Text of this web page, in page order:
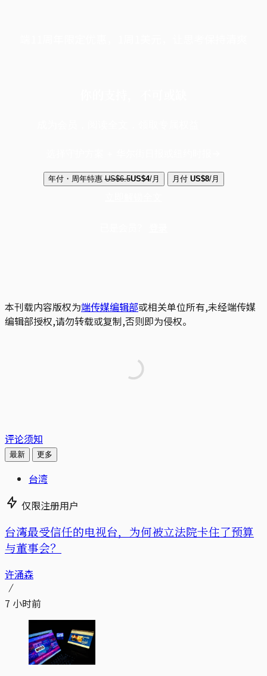
年付・周年特惠 US$6.5US$4/月 月付 US$8/月
本刊载内容版权为端传媒编辑部或相关单位所有,未经端传媒
编辑部授权,请勿转载或复制,否则即为侵权。
评论须知
最新 更多
台湾
仅限注册用户
台湾最受信任的电视台，为何被立法院卡住了预算
与董事会？
许涌森
7 小时前